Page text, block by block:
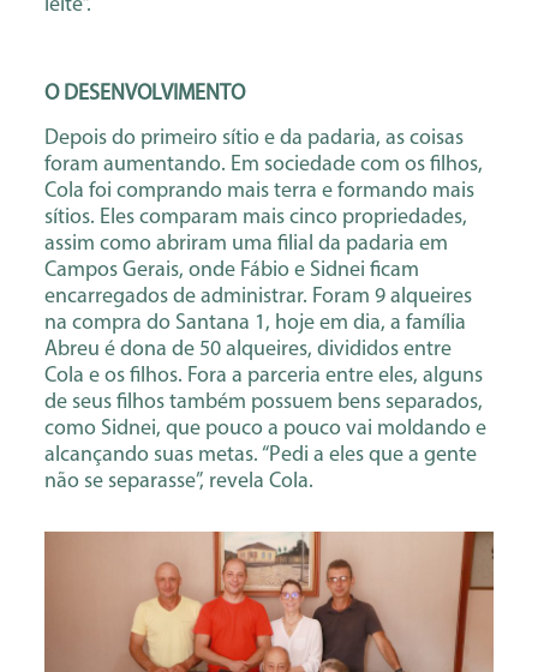
leite”.
O DESENVOLVIMENTO
Depois do primeiro sítio e da padaria, as coisas
foram aumentando. Em sociedade com os filhos,
Cola foi comprando mais terra e formando mais
sítios. Eles comparam mais cinco propriedades,
assim como abriram uma filial da padaria em
Campos Gerais, onde Fábio e Sidnei ficam
encarregados de administrar. Foram 9 alqueires
na compra do Santana 1, hoje em dia, a família
Abreu é dona de 50 alqueires, divididos entre
Cola e os filhos. Fora a parceria entre eles, alguns
de seus filhos também possuem bens separados,
como Sidnei, que pouco a pouco vai moldando e
alcançando suas metas. “Pedi a eles que a gente
não se separasse”, revela Cola.